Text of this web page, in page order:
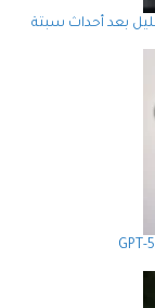
بعد أحداث سبتة